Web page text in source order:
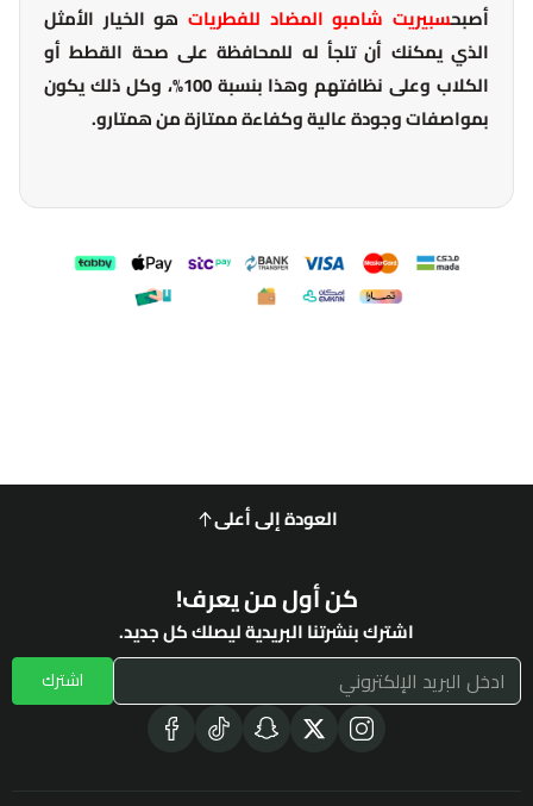
أصبحسبيريت شامبو المضاد للفطريات هو الخيار الأمثل
الذي يمكنك أن تلجأ له للمحافظة على صحة القطط أو
الكلاب وعلى نظافتهم وهذا بنسبة 100%، وكل ذلك يكون
بمواصفات وجودة عالية وكفاءة ممتازة من همتارو.
العودة إلى أعلى
كن أول من يعرف!
اشترك بنشرتنا البريدية ليصلك كل جديد.
اشترك